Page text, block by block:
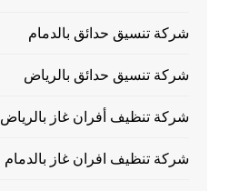
شركة تنسيق حدائق بالدمام
شركة تنسيق حدائق بالرياض
شركة تنظيف أفران غاز بالرياض
شركة تنظيف افران غاز بالدمام